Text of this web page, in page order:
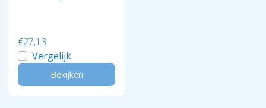
€27,13
Vergelijk
Bekijken